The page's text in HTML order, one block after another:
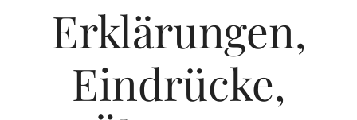
Erklärungen,
Eindrücke,